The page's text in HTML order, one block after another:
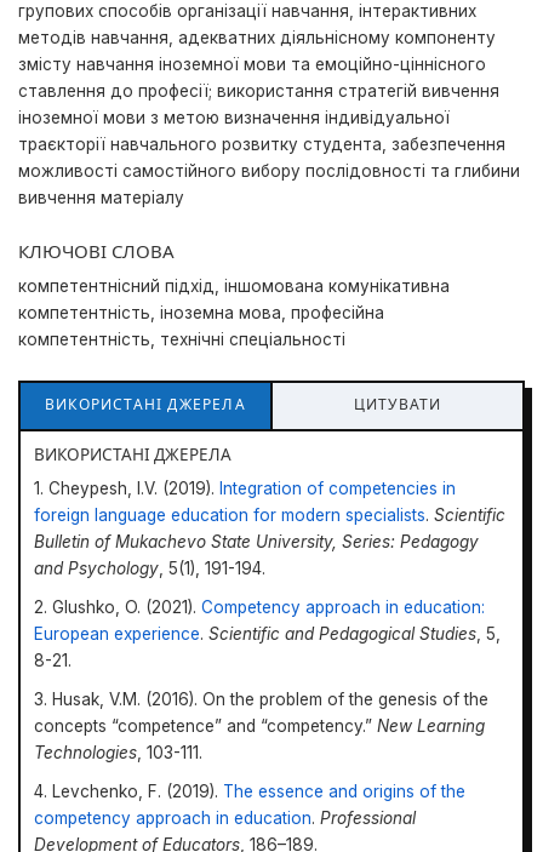
групових способів організації навчання, інтерактивних
методів навчання, адекватних діяльнісному компоненту
змісту навчання іноземної мови та емоційно-ціннісного
ставлення до професії; використання стратегій вивчення
іноземної мови з метою визначення індивідуальної
траєкторії навчального розвитку студента, забезпечення
можливості самостійного вибору послідовності та глибини
вивчення матеріалу
КЛЮЧОВІ СЛОВА
компетентнісний підхід, іншомована комунікативна
компетентність, іноземна мова, професійна
компетентність, технічні спеціальності
ВИКОРИСТАНІ ДЖЕРЕЛА ЦИТУВАТИ
ВИКОРИСТАНІ ДЖЕРЕЛА
1. Cheypesh, I.V. (2019). Integration of competencies in
foreign language education for modern specialists.Scientific
Bulletin of Mukachevo State University, Series: Pedagogy
and Psychology, 5(1), 191-194.
2. Glushko, O. (2021).Competency approach in education:
European experience.Scientific and Pedagogical Studies, 5,
8-21.
3. Husak, V.M. (2016). On the problem of the genesis of the
concepts “competence” and “competency.”New Learning
Technologies, 103-111.
4. Levchenko, F. (2019). The essence and origins of the
competency approach in education.Professional
Development of Educators, 186–189.